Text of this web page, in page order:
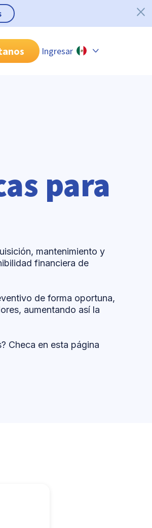
Ingresar
para
mantenimiento y
financiera de
de forma oportuna,
aumentando así la
Checa en esta página